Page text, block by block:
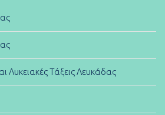
Λυκειακές Τάξεις Λευκάδας